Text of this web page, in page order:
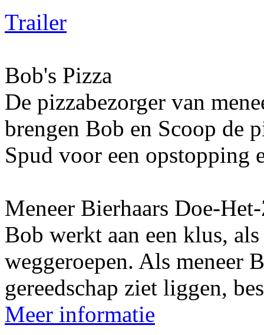
Trailer
Bob's Pizza
De pizzabezorger van
brengen Bob en Scoop de
Spud voor een opstopping
Meneer Bierhaars Doe-
Bob werkt aan een klus,
weggeroepen. Als meneer
gereedschap ziet liggen,
Meer informatie